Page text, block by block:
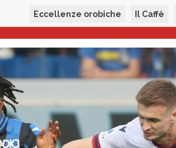
Eccellenze orobiche Il Caffè